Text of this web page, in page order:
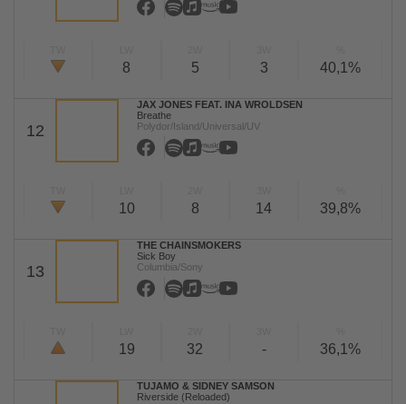
8 5 3 40,1%
12
JAX JONES FEAT. INA WROLDSEN
Breathe
Polydor/Island/Universal/UV
10 8 14 39,8%
13
THE CHAINSMOKERS
Sick Boy
Columbia/Sony
19 32 - 36,1%
TUJAMO & SIDNEY SAMSON
Riverside (Reloaded)